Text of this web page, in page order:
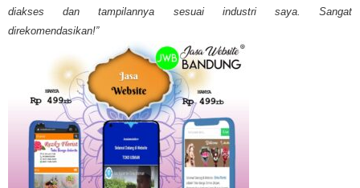
diakses dan tampilannya sesuai industri saya. Sangat
direkomendasikan!”